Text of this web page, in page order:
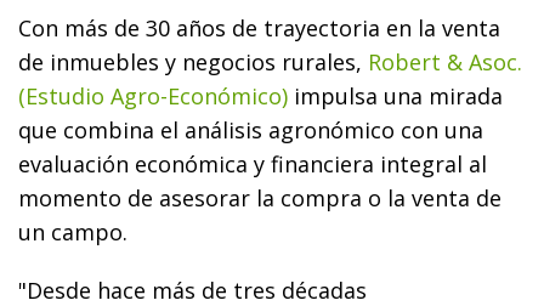
Con más de 30 años de trayectoria en la venta
de inmuebles y negocios rurales, Robert & Asoc.
(Estudio Agro-Económico) impulsa una mirada
que combina el análisis agronómico con una
evaluación económica y financiera integral al
momento de asesorar la compra o la venta de
un campo.
"Desde hace más de tres décadas